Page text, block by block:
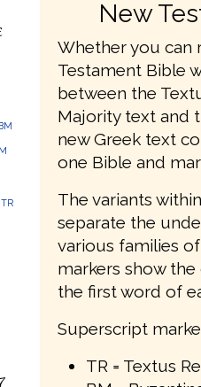
TR
New
Whether you can
Testament Bible
between the
Majority text and
new Greek text
one Bible and
The variants
separate the
various families
markers show
the first word of
Superscript
TR = Textus